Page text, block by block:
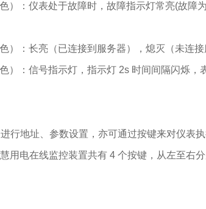
）：仪表处于故障时，故障指示灯常亮(故障
）：长亮（已连接到服务器），熄灭（未连接
）：信号指示灯，指示灯 2s 时间间隔闪烁，
行地址、参数设置，亦可通过按键来对仪表
用电在线监控装置共有 4 个按键，从左至右